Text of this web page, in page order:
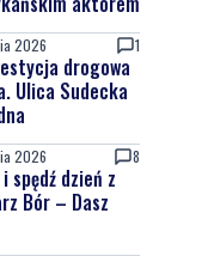
2026 1
drogowa
Ulica Sudecka
2026 8
spędź dzień z
Bór – Dasz